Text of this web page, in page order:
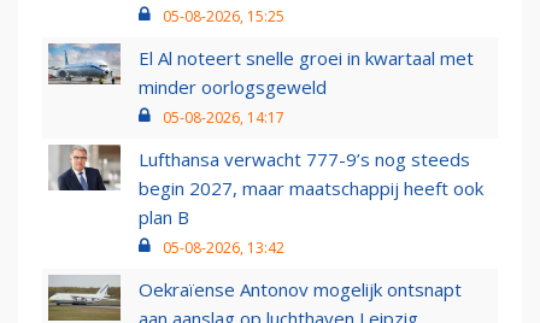
05-08-2026, 15:25
El Al noteert snelle groei in kwartaal met
minder oorlogsgeweld
05-08-2026, 14:17
Lufthansa verwacht 777-9’s nog steeds
begin 2027, maar maatschappij heeft ook
plan B
05-08-2026, 13:42
Oekraïense Antonov mogelijk ontsnapt